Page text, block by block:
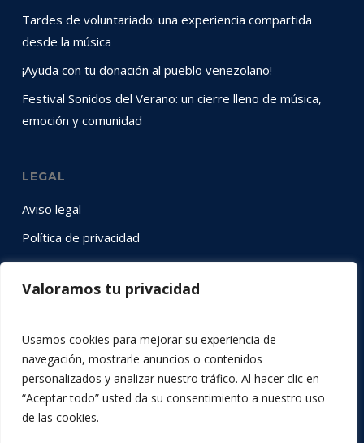
Valoramos tu privacidad
Usamos cookies para mejorar su experiencia de
navegación, mostrarle anuncios o contenidos
personalizados y analizar nuestro tráfico. Al hacer clic en
“Aceptar todo” usted da su consentimiento a nuestro uso
de las cookies.
Tardes de voluntariado: una experiencia compartida
desde la música
¡Ayuda con tu donación al pueblo venezolano!
Festival Sonidos del Verano: un cierre lleno de música,
emoción y comunidad
LEGAL
Aviso legal
Política de privacidad
Política de cookies
Instagram
YouTube
LinkedIn
Facebook
Twitter